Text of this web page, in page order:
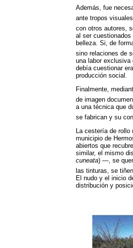
Además, fue
ante tropos
con otros autores,
al ser
belleza. Si, de
sino relaciones de
una labor
debía cuestionar
producción social.
Finalmente,
de imagen
a una técnica que
se fabrican y su
La cestería de rollo
municipio de
abiertos que
similar, el mismo
cuneata) —, se
las tinturas, se
El nudo y el inicio
distribución y